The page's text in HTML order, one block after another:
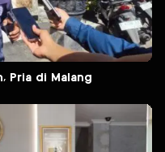
Pria di Malang